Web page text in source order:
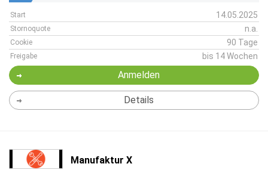
Start 14.05.2025
Stornoquote n.a.
Cookie 90 Tage
Freigabe bis 14 Wochen
Anmelden
Details
Manufaktur X